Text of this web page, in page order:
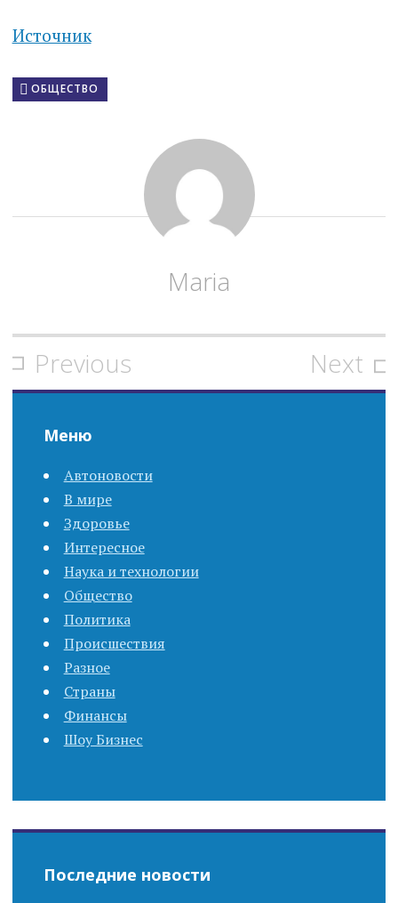
Источник
ОБЩЕСТВО
Maria
P
i
Previous Next
Меню
Автоновости
В мире
Здоровье
Интересное
Наука и технологии
Общество
Политика
Происшествия
Разное
Страны
Финансы
Шоу Бизнес
Последние новости